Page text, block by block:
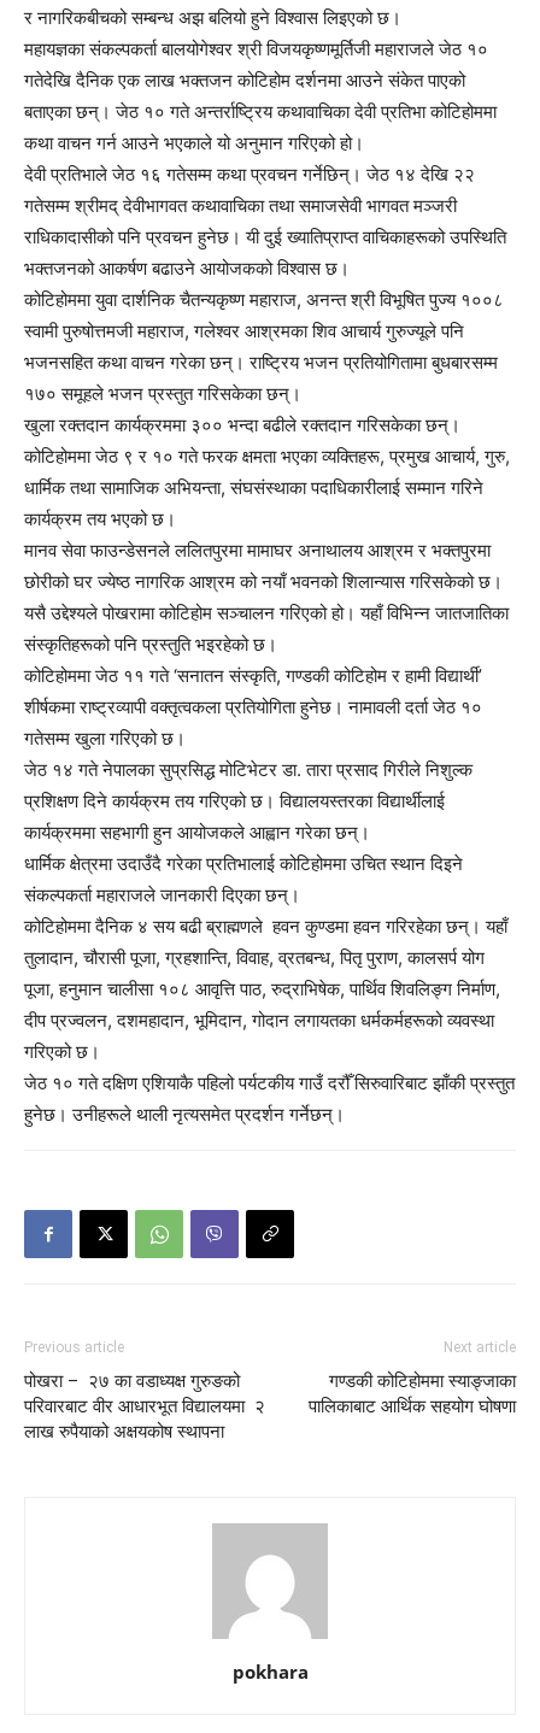
र नागरिकबीचको सम्बन्ध अझ बलियो हुने विश्वास लिइएको छ।
महायज्ञका संकल्पकर्ता बालयोगेश्वर श्री विजयकृष्णमूर्तिजी महाराजले जेठ १०
गतेदेखि दैनिक एक लाख भक्तजन कोटिहोम दर्शनमा आउने संकेत पाएको
बताएका छन्। जेठ १० गते अन्तर्राष्ट्रिय कथावाचिका देवी प्रतिभा कोटिहोममा
कथा वाचन गर्न आउने भएकाले यो अनुमान गरिएको हो।
देवी प्रतिभाले जेठ १६ गतेसम्म कथा प्रवचन गर्नेछिन्। जेठ १४ देखि २२
गतेसम्म श्रीमद् देवीभागवत कथावाचिका तथा समाजसेवी भागवत मञ्जरी
राधिकादासीको पनि प्रवचन हुनेछ। यी दुई ख्यातिप्राप्त वाचिकाहरूको उपस्थिति
भक्तजनको आकर्षण बढाउने आयोजकको विश्वास छ।
कोटिहोममा युवा दार्शनिक चैतन्यकृष्ण महाराज, अनन्त श्री विभूषित पुज्य १००८
स्वामी पुरुषोत्तमजी महाराज, गलेश्वर आश्रमका शिव आचार्य गुरुज्यूले पनि
भजनसहित कथा वाचन गरेका छन्। राष्ट्रिय भजन प्रतियोगितामा बुधबारसम्म
१७० समूहले भजन प्रस्तुत गरिसकेका छन्।
खुला रक्तदान कार्यक्रममा ३०० भन्दा बढीले रक्तदान गरिसकेका छन्।
कोटिहोममा जेठ ९ र १० गते फरक क्षमता भएका व्यक्तिहरू, प्रमुख आचार्य, गुरु,
धार्मिक तथा सामाजिक अभियन्ता, संघसंस्थाका पदाधिकारीलाई सम्मान गरिने
कार्यक्रम तय भएको छ।
मानव सेवा फाउन्डेसनले ललितपुरमा मामाघर अनाथालय आश्रम र भक्तपुरमा
छोरीको घर ज्येष्ठ नागरिक आश्रम को नयाँ भवनको शिलान्यास गरिसकेको छ।
यसै उद्देश्यले पोखरामा कोटिहोम सञ्चालन गरिएको हो। यहाँ विभिन्न जातजातिका
संस्कृतिहरूको पनि प्रस्तुति भइरहेको छ।
कोटिहोममा जेठ ११ गते ‘सनातन संस्कृति, गण्डकी कोटिहोम र हामी विद्यार्थी’
शीर्षकमा राष्ट्रव्यापी वक्तृत्वकला प्रतियोगिता हुनेछ। नामावली दर्ता जेठ १०
गतेसम्म खुला गरिएको छ।
जेठ १४ गते नेपालका सुप्रसिद्ध मोटिभेटर डा. तारा प्रसाद गिरीले निशुल्क
प्रशिक्षण दिने कार्यक्रम तय गरिएको छ। विद्यालयस्तरका विद्यार्थीलाई
कार्यक्रममा सहभागी हुन आयोजकले आह्वान गरेका छन्।
धार्मिक क्षेत्रमा उदाउँदै गरेका प्रतिभालाई कोटिहोममा उचित स्थान दिइने
संकल्पकर्ता महाराजले जानकारी दिएका छन्।
कोटिहोममा दैनिक ४ सय बढी ब्राह्मणले हवन कुण्डमा हवन गरिरहेका छन्। यहाँ
तुलादान, चौरासी पूजा, ग्रहशान्ति, विवाह, व्रतबन्ध, पितृ पुराण, कालसर्प योग
पूजा, हनुमान चालीसा १०८ आवृत्ति पाठ, रुद्राभिषेक, पार्थिव शिवलिङ्ग निर्माण,
दीप प्रज्वलन, दशमहादान, भूमिदान, गोदान लगायतका धर्मकर्महरूको व्यवस्था
गरिएको छ।
जेठ १० गते दक्षिण एशियाकै पहिलो पर्यटकीय गाउँ दरौँ सिरुवारिबाट झाँकी प्रस्तुत
हुनेछ। उनीहरूले थाली नृत्यसमेत प्रदर्शन गर्नेछन्।
Previous article
पोखरा – २७ का वडाध्यक्ष गुरुङको
परिवारबाट वीर आधारभूत विद्यालयमा २
लाख रुपैयाको अक्षयकोष स्थापना
Next article
गण्डकी कोटिहोममा स्याङ्जाका
पालिकाबाट आर्थिक सहयोग घोषणा
pokhara